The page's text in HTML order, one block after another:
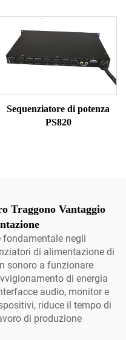
Sequenziatore di potenza
PS820
Traggono Vantaggio
fondamentale negli
di alimentazione di
sonoro a funzionare
di energia
audio, monitor e
riduce il tempo di
di produzione